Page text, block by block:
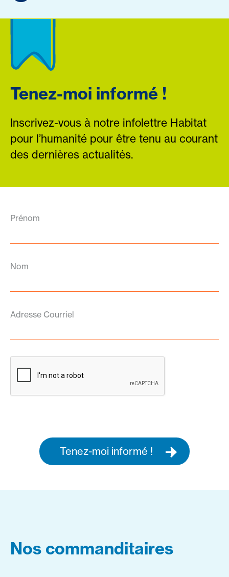
Tenez-moi informé !
Inscrivez-vous à notre infolettre Habitat
pour l’humanité pour être tenu au courant
des dernières actualités.
Prénom
Nom
Adresse Courriel
Tenez-moi informé !
Nos commanditaires